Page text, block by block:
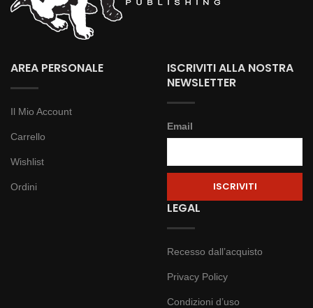
AREA PERSONALE
Il Mio Account
Carrello
Wishlist
Ordini
ISCRIVITI ALLA NOSTRA
NEWSLETTER
Email
LEGAL
Recesso dall’acquisto
Privacy Policy
Condizioni d’uso